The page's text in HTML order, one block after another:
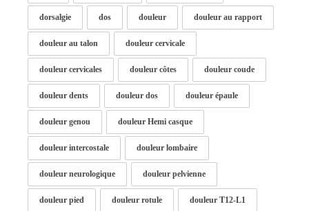
dorsalgie dos douleur douleur au rapport
douleur au talon douleur cervicale
douleur cervicales douleur côtes douleur coude
douleur dents douleur dos douleur épaule
douleur genou douleur Hemi casque
douleur intercostale douleur lombaire
douleur neurologique douleur pelvienne
douleur pied douleur rotule douleur T12-L1